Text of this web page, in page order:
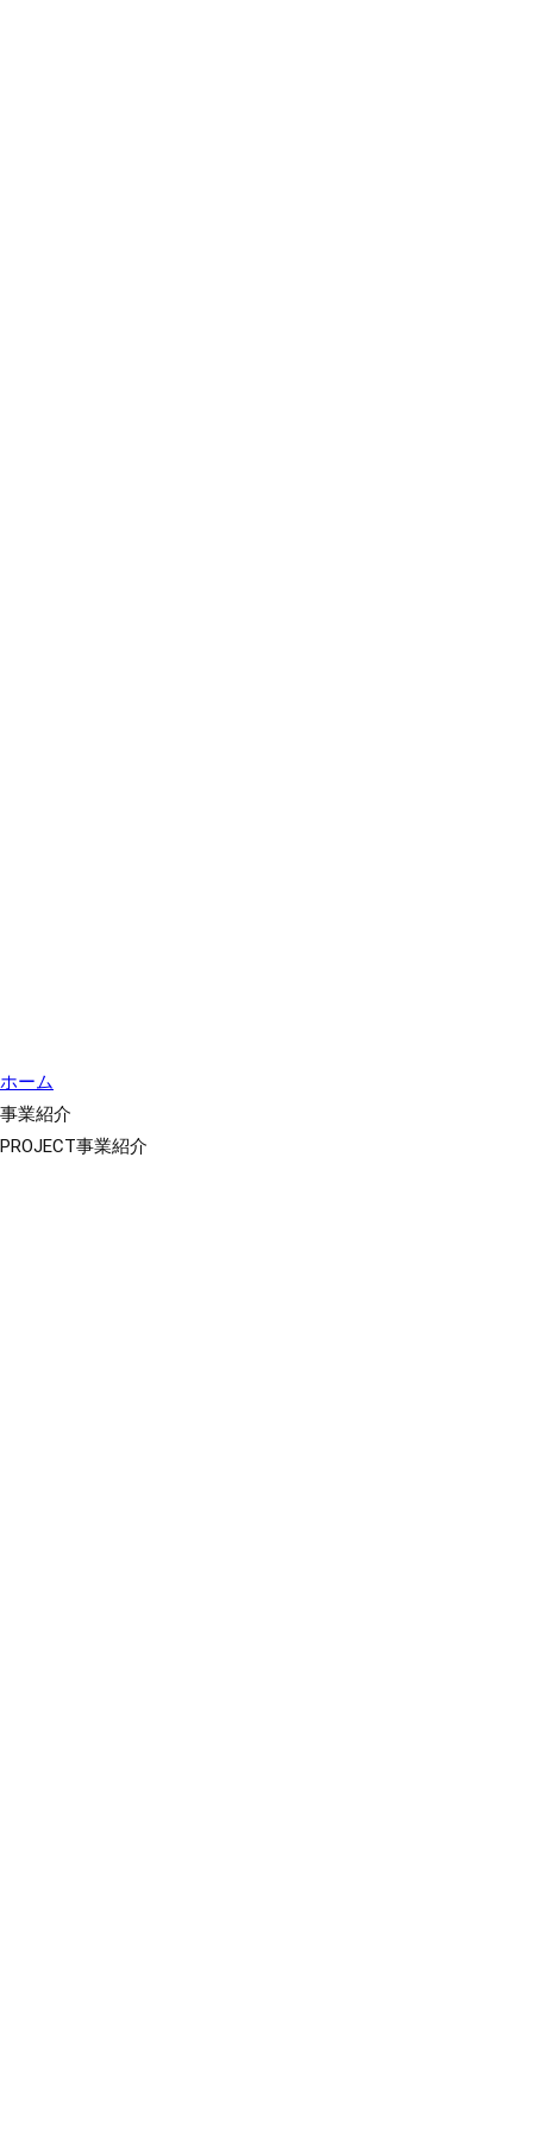
ホーム
事業紹介
PROJECT事業紹介